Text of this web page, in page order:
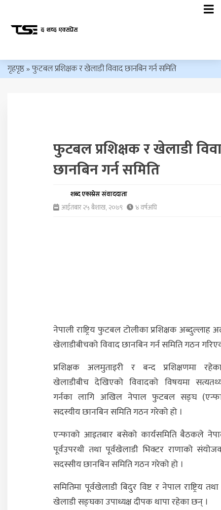
गृहपृष्ठ»फुटबल प्रशिक्षक र खेलाडी विवाद छानबिन गर्न समिति
फुटबल प्रशिक्षक र खेलाडी
छानबिन गर्न समिति
शब्द एक्स्प्रेस संवाददाता
आईतबार २५ ब‌ैशाख, २०७९
४ वर्षअघि
नेपाली राष्ट्रिय फुटबल टोलीका प्रशिक्षक अब्दुल्लाह
खेलाडीबीचको विवाद छानबिन गर्न समिति गठन
प्रशिक्षक अलमुताइरी र बन्द प्रशिक्षणमा
खेलाडीबीच देखिएको विवादको विषयमा
गर्नका लागि अखिल नेपाल फुटबल सङ्घ
सदस्यीय छानबिन समिति गठन गरेको हो ।
एन्फाको आइतबार बसेको कार्यसमिति बैठकले
पूर्वउपरथी तथा पूर्वखेलाडी भिक्टर राणाको
सदस्सीय छानबिन समिति गठन गरेको हो ।
समितिमा पूर्वखेलाडी बिदुर विष्ट र नेपाल राष्ट्रिय तथा
खेलाडी सङ्घका उपाध्यक्ष दीपक थापा रहेका छन् ।